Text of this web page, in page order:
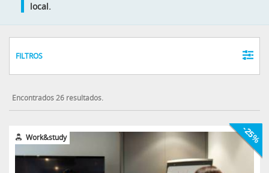
local.
FILTROS
Encontrados 26 resultados.
Work&study -25%